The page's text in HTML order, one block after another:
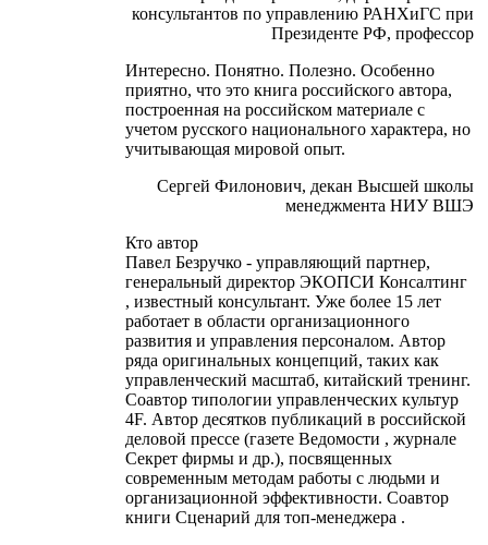
консультантов по управлению РАНХиГС при
Президенте РФ, профессор
Интересно. Понятно. Полезно. Особенно
приятно, что это книга российского автора,
построенная на российском материале с
учетом русского национального характера, но
учитывающая мировой опыт.
Сергей Филонович, декан Высшей школы
менеджмента НИУ ВШЭ
Кто автор
Павел Безручко - управляющий партнер,
генеральный директор ЭКОПСИ Консалтинг
, известный консультант. Уже более 15 лет
работает в области организационного
развития и управления персоналом. Автор
ряда оригинальных концепций, таких как
управленческий масштаб, китайский тренинг.
Cоавтор типологии управленческих культур
4F. Автор десятков публикаций в российской
деловой прессе (газете Ведомости , журнале
Секрет фирмы и др.), посвященных
современным методам работы с людьми и
организационной эффективности. Соавтор
книги Сценарий для топ-менеджера .